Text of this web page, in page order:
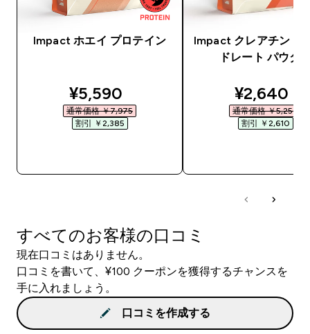
Impact ホエイ プロテイン
discounted price
¥5,590‎
通常価格 ￥7,975‎
割引 ￥2,385‎
Impact クレアチン モ
ドレート パウダ
¥2,640‎
通常価格 ￥5,250‎
割引 ￥2,610‎
すべてのお客様の口コミ
現在口コミはありません。
口コミを書いて、¥100 クーポンを獲得するチャンスを
手に入れましょう。
口コミを作成する